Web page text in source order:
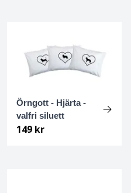
Örngott - Hjärta -
valfri siluett
149 kr